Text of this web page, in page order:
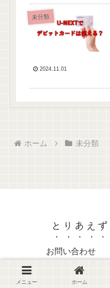
未分類
2024.11.01
ホーム 未分類
とりあえ
お問い合わせ
© 2024 とり
メニュー ホーム